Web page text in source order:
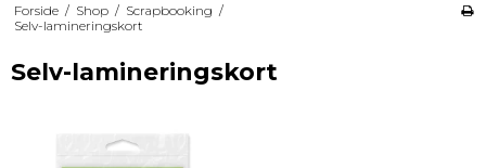
Forside / Shop / Scrapbooking /
Selv-lamineringskort
Selv-lamineringskort